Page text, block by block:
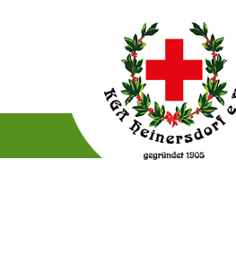
Gartenordnung